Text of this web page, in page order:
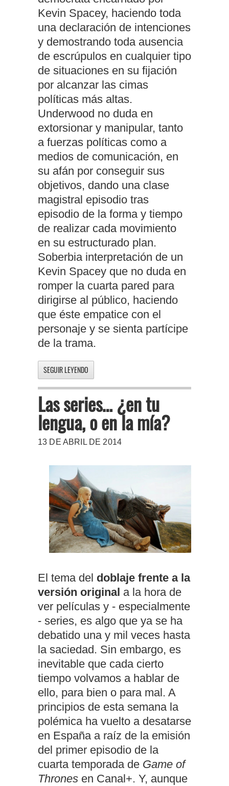
Kevin Spacey, haciendo toda
una declaración de intenciones
y demostrando toda ausencia
de escrúpulos en cualquier tipo
de situaciones en su fijación
por alcanzar las cimas
políticas más altas.
Underwood no duda en
extorsionar y manipular, tanto
a fuerzas políticas como a
medios de comunicación, en
su afán por conseguir sus
objetivos, dando una clase
magistral episodio tras
episodio de la forma y tiempo
de realizar cada movimiento
en su estructurado plan.
Soberbia interpretación de un
Kevin Spacey que no duda en
romper la cuarta pared para
dirigirse al público, haciendo
que éste empatice con el
personaje y se sienta partícipe
de la trama.
SEGUIR LEYENDO
Las series… ¿en tu
lengua, o en la mía?
13 DE ABRIL DE 2014
El tema del doblaje frente a la
versión original a la hora de
ver películas y - especialmente
- series, es algo que ya se ha
debatido una y mil veces hasta
la saciedad. Sin embargo, es
inevitable que cada cierto
tiempo volvamos a hablar de
ello, para bien o para mal. A
principios de esta semana la
polémica ha vuelto a desatarse
en España a raíz de la emisión
del primer episodio de la
cuarta temporada de Game of
Thrones en Canal+. Y, aunque